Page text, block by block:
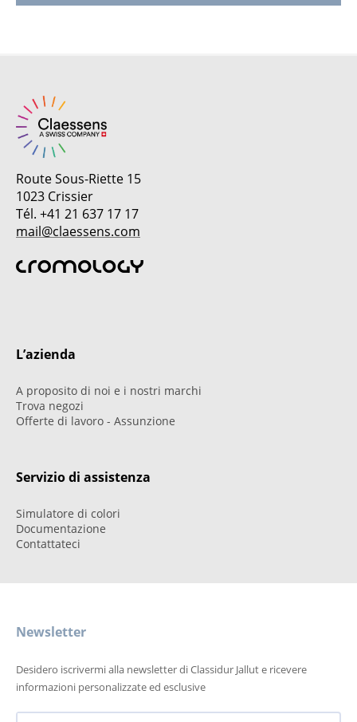
Route Sous-Riette 15
1023 Crissier
Tél. +41 21 637 17 17
mail@claessens.com
L’azienda
A proposito di noi e i nostri marchi
Trova negozi
Offerte di lavoro - Assunzione
Servizio di assistenza
Simulatore di colori
Documentazione
Contattateci
Newsletter
Desidero iscrivermi alla newsletter di Classidur Jallut e ricevere
informazioni personalizzate ed esclusive